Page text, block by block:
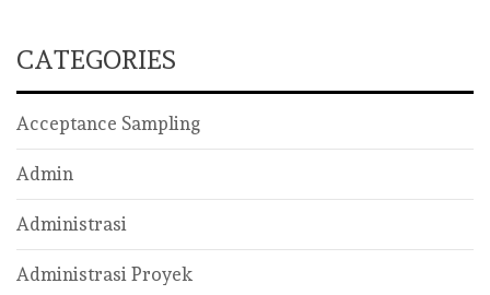
CATEGORIES
Acceptance Sampling
Admin
Administrasi
Administrasi Proyek